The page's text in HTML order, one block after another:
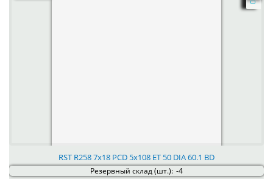
RST R258 7x18 PCD 5x108 ET 50 DIA 60.1 BD
Резервный склад (шт.): -4